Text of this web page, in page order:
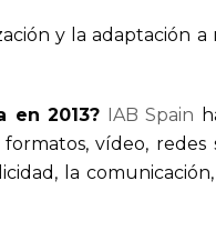
y la adaptación
en 2013? IAB Spain
vídeo, redes
la